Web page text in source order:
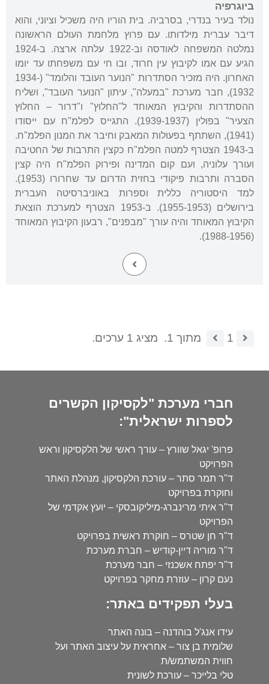
ביוגרפיה
נולד בעיר בנדרי, בסרביה. בית הוריו היה משכיל וציוני, והוא
דיבר עברית מילדותו. עם פרוץ מלחמת העולם הראשונה
נמלטה המשפחה לאודסה וב-1922 עלתה ארצה. ב-1924
הגיע עם אמו לקיבוץ עין חרוד, ובו חי עם משפחתו עד יומו
האחרון. היה מזכיר הסתדרות "הנוער העובד והלומד" (1934-
1932), חבר מערכת "במעלה", עיתון "הנוער העובד", ושליח
ההסתדרות והקיבוץ המאוחד ל"החלוץ" ו"דרור – החלוץ
הצעיר" בפולין (1939-1937). התגייס לפלמ"ח עם ייסודו
(1941), השתתף בפעולות המאבק וחיבר את המנון הפלמ"ח.
ב-1943 הצטרף למטה הפלמ"ח כקצין התרבות של החטיבה
ועורך עלוניה, ועם קום המדינה ופירוק הפלמ"ח היה קצין
הסברה ותרבות פיקודי בחזית הדרום עד שחרורו (1953).
למד היסטוריה כללית וספרות באוניברסיטה העברית
בירושלים (1955-1953). ב-1953 הצטרף למערכת הוצאת
הקיבוץ המאוחד והיה עורך "מבפנים", רבעון הקיבוץ המאוחד
(1988-1956).
1 מתוך 1. מציג 1 ערכים.
חברי מערכת "לקסיקון הקשרים
לספרות ישראלית":
פרופ' יגאל שוורץ – עורך ראשי של הלקסיקון וראש
הפרויקט
ד"ר תמר סתר – עורכת הלקסיקון, מנהלת האתר
וחוקרת בפרויקט
ד"ר איתי מרינברג-מיליקובסקי – יועץ אקדמי של
הפרויקט
ד"ר חן שטרס – חוקרת ראשית בפרויקט
ד"ר מוריה דיין-קודיש – חברת מערכת
ד"ר יפתח אשכנזי – חבר מערכת
נעם קרון – עוזרת מחקר בפרויקט
בעלי תפקידים באתר:
עידו אנג'ל בוהדנה – בונה האתר
שלומית בן צור – אחראית על עיצוב האתר ועל
חווית המשתמש/ת
טלי בלייכר – עורכת לשונית